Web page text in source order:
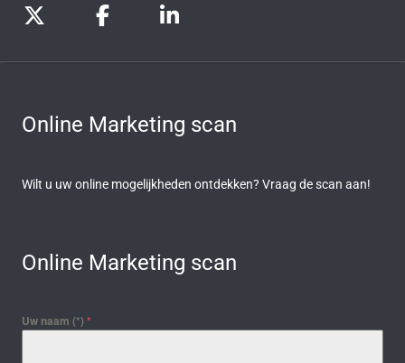
Online Marketing scan
Wilt u uw online mogelijkheden ontdekken? Vraag de scan aan!
Online Marketing scan
Uw naam (*) *